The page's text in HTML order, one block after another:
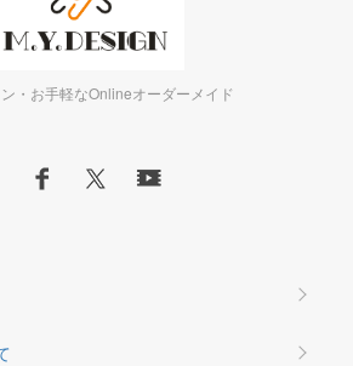
・お手軽なOnlineオーダーメイド